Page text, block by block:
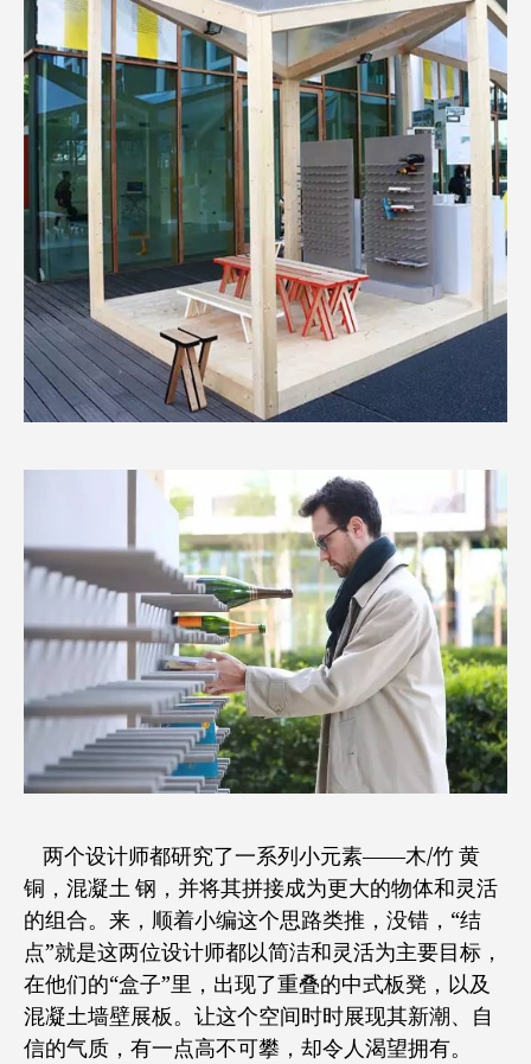
两个设计师都研究了一系列小元素——木/竹 黄
铜，混凝土 钢，并将其拼接成为更大的物体和灵活
的组合。来，顺着小编这个思路类推，没错，“结
点”就是这两位设计师都以简洁和灵活为主要目标，
在他们的“盒子”里，出现了重叠的中式板凳，以及
混凝土墙壁展板。让这个空间时时展现其新潮、自
信的气质，有一点高不可攀，却令人渴望拥有。